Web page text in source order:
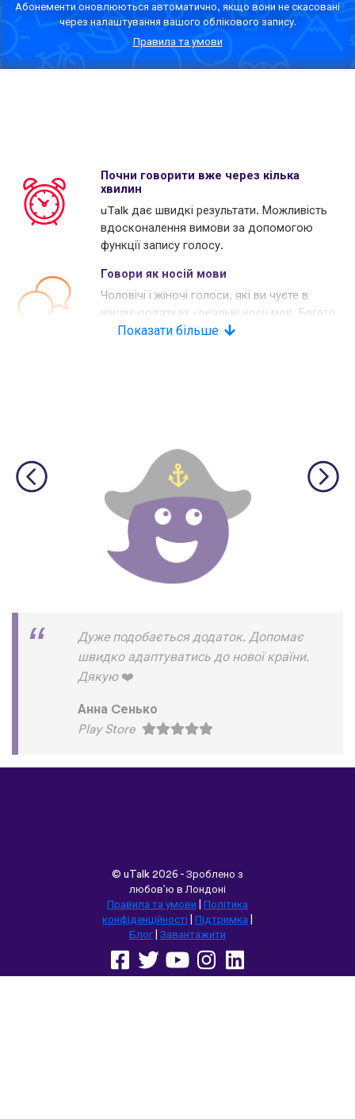
Абонементи оновлюються автоматично, якщо вони не скасовані
через налаштування вашого облікового запису.
Правила та умови
Почни говорити вже через кілька
хвилин
uTalk дає швидкі результати. Можливість
вдосконалення вимови за допомогою
функції запису голосу.
Говори як носій мови
Чоловічі і жіночі голоси, які ви чуєте в
наших додатках - реальні носії мов. Багато
наших конкурентів використовують
Показати більше
Дуже подобається додаток. Допомає
швидко адаптуватись до нової країни.
Дякую ❤
Анна Cенько
Play Store
© uTalk 2026 - Зроблено з
любов’ю в Лондоні
Правила та умови
Політика
конфіденційності
Підтримка
Блог| Завантажити